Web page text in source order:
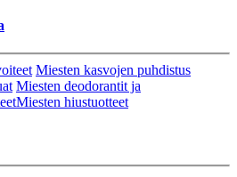
Miesten kasvojen puhdistus
Miesten deodorantit ja
Miesten hiustuotteet